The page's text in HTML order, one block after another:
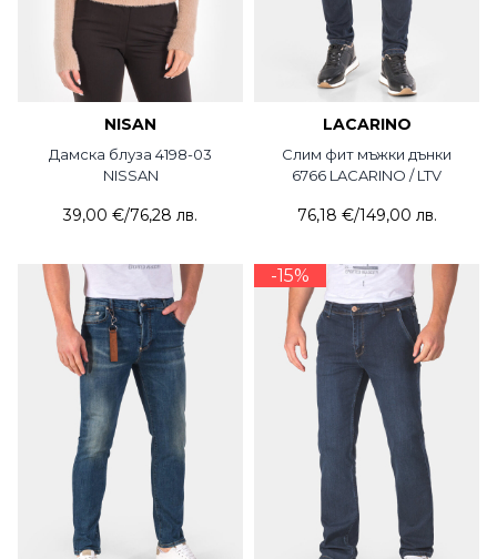
NISAN
Дамска блуза 4198-03
NISSAN
39,00 €/76,28 лв.
LACARINO
Слим фит мъжки дънки
6766 LACARINO / LTV
76,18 €/149,00 лв.
-15%